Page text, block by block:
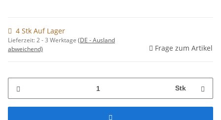
4 Stk Auf Lager
Lieferzeit:2 - 3 Werktage (DE - Ausland
abweichend)
Frage zum Artikel
Stk